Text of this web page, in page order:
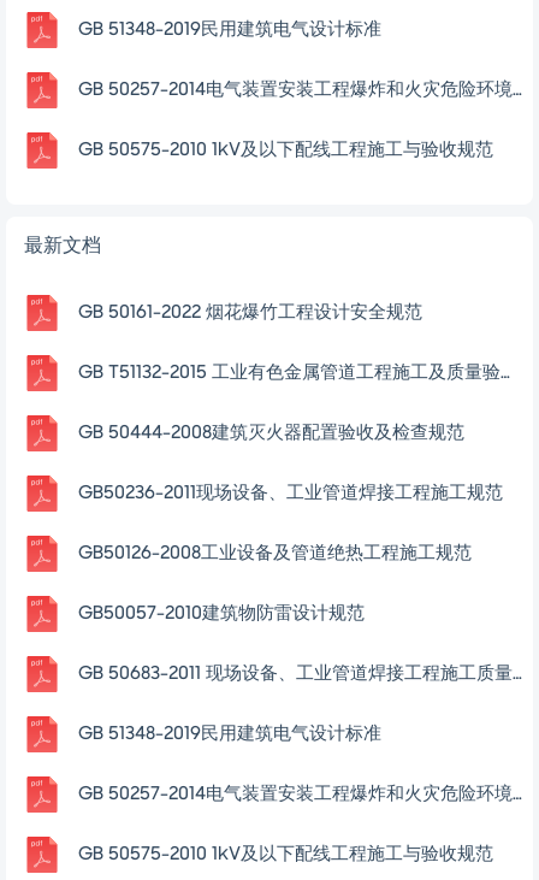
GB 51348-2019民用建筑电气设计标准
GB 50257-2014电气装置安装工程爆炸和火灾危险环境电气装置施工及验收规范
GB 50575-2010 1kV及以下配线工程施工与验收规范
最新文档
GB 50161-2022 烟花爆竹工程设计安全规范
GB T51132-2015 工业有色金属管道工程施工及质量验收规范
GB 50444-2008建筑灭火器配置验收及检查规范
GB50236-2011现场设备、工业管道焊接工程施工规范
GB50126-2008工业设备及管道绝热工程施工规范
GB50057-2010建筑物防雷设计规范
GB 50683-2011 现场设备、工业管道焊接工程施工质量验收规范
GB 51348-2019民用建筑电气设计标准
GB 50257-2014电气装置安装工程爆炸和火灾危险环境电气装置施工及验收规范
GB 50575-2010 1kV及以下配线工程施工与验收规范